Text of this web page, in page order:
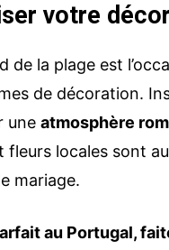
votre
de la plage est
de décoration.
uneatmosphère
locales sont
mariage.
au Portugal,